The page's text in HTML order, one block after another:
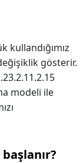
kullandığımız
gösterir.
modeli ile